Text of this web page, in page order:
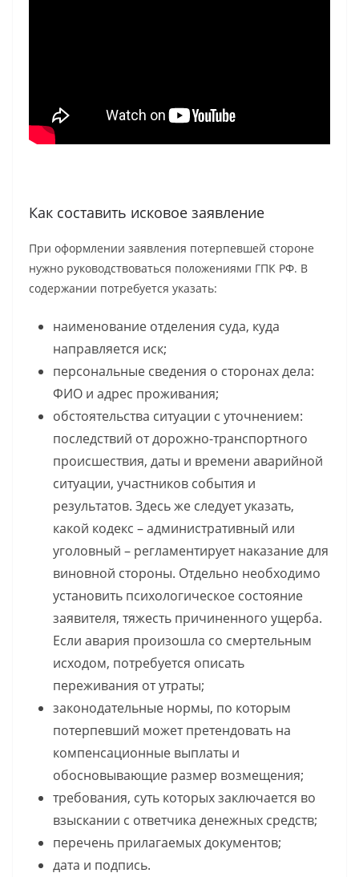
Как составить исковое заявление
При оформлении заявления потерпевшей стороне
нужно руководствоваться положениями ГПК РФ. В
содержании потребуется указать:
наименование отделения суда, куда
направляется иск;
персональные сведения о сторонах дела:
ФИО и адрес проживания;
обстоятельства ситуации с уточнением:
последствий от дорожно-транспортного
происшествия, даты и времени аварийной
ситуации, участников события и
результатов. Здесь же следует указать,
какой кодекс – административный или
уголовный – регламентирует наказание для
виновной стороны. Отдельно необходимо
установить психологическое состояние
заявителя, тяжесть причиненного ущерба.
Если авария произошла со смертельным
исходом, потребуется описать
переживания от утраты;
законодательные нормы, по которым
потерпевший может претендовать на
компенсационные выплаты и
обосновывающие размер возмещения;
требования, суть которых заключается во
взыскании с ответчика денежных средств;
перечень прилагаемых документов;
дата и подпись.